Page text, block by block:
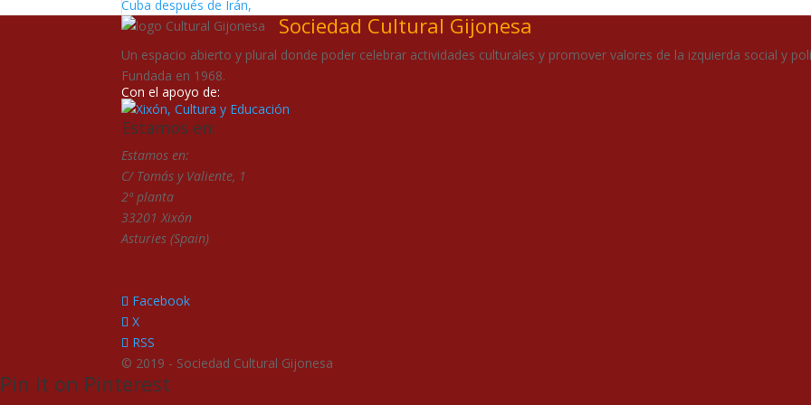
Cuba después de Irán,
Sociedad Cultural Gijonesa
Un espacio abierto y plural donde poder celebrar actividades culturales y promover valores de la izquierda social y
Fundada en 1968.
Con el apoyo de:
Estamos en:
Estamos en:
C/ Tomás y Valiente, 1
2ª planta
33201 Xixón
Asturies (Spain)
Facebook
X
RSS
© 2019 - Sociedad Cultural Gijonesa
Pin It on Pinterest